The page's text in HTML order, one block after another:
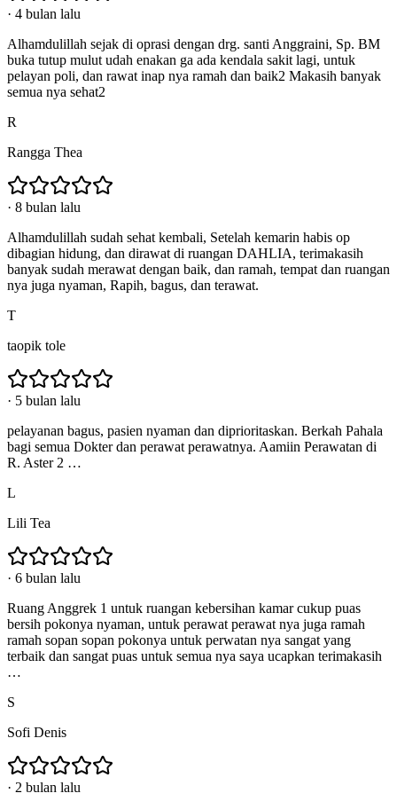
· 4 bulan lalu
Alhamdulillah sejak di oprasi dengan drg. santi Anggraini, Sp. BM
buka tutup mulut udah enakan ga ada kendala sakit lagi, untuk
pelayan poli, dan rawat inap nya ramah dan baik2 Makasih banyak
semua nya sehat2
R
Rangga Thea
· 8 bulan lalu
Alhamdulillah sudah sehat kembali, Setelah kemarin habis op
dibagian hidung, dan dirawat di ruangan DAHLIA, terimakasih
banyak sudah merawat dengan baik, dan ramah, tempat dan ruangan
nya juga nyaman, Rapih, bagus, dan terawat.
T
taopik tole
· 5 bulan lalu
pelayanan bagus, pasien nyaman dan diprioritaskan. Berkah Pahala
bagi semua Dokter dan perawat perawatnya. Aamiin Perawatan di
R. Aster 2 …
L
Lili Tea
· 6 bulan lalu
Ruang Anggrek 1 untuk ruangan kebersihan kamar cukup puas
bersih pokonya nyaman, untuk perawat perawat nya juga ramah
ramah sopan sopan pokonya untuk perwatan nya sangat yang
terbaik dan sangat puas untuk semua nya saya ucapkan terimakasih
…
S
Sofi Denis
· 2 bulan lalu